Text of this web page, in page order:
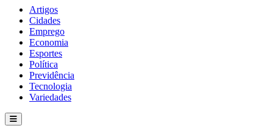
Artigos
Cidades
Emprego
Economia
Esportes
Política
Previdência
Tecnologia
Variedades